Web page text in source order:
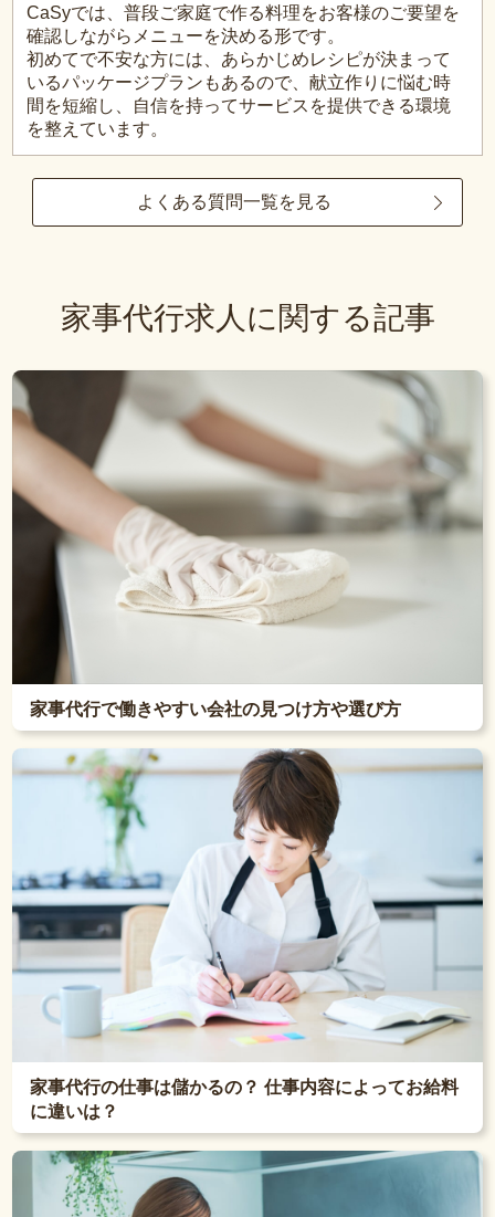
CaSyでは、普段ご家庭で作る料理をお客様のご要望を
確認しながらメニューを決める形です。
初めてで不安な方には、あらかじめレシピが決まって
いるパッケージプランもあるので、献立作りに悩む時
間を短縮し、自信を持ってサービスを提供できる環境
を整えています。
よくある質問一覧を見る
家事代行求人に関する記事
家事代行で働きやすい会社の見つけ方や選び方
家事代行の仕事は儲かるの？ 仕事内容によってお給料
に違いは？